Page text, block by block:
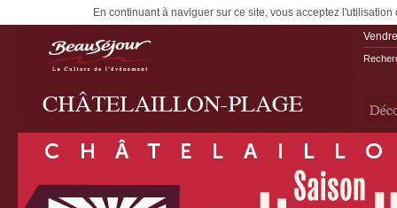
En continuant à naviguer sur ce site, vous acceptez